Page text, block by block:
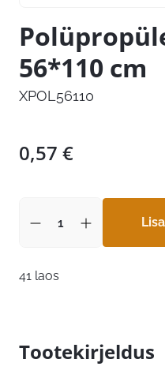
56*110 cm
XPOL56110
0,57 €
41 laos
Tootekirjeldus